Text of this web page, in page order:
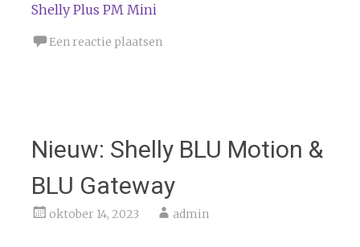
Shelly Plus PM Mini
Een reactie plaatsen
Nieuw: Shelly BLU Motion &
BLU Gateway
oktober 14, 2023 admin